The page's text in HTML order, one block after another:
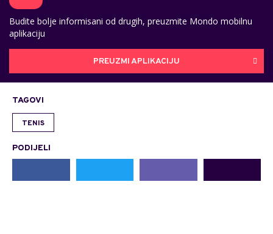
Budite bolje informisani od drugih, preuzmite Mondo mobilnu
aplikaciju
PREUZMI APLIKACIJU
TAGOVI
TENIS
PODIJELI